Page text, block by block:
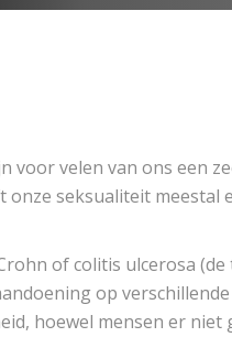
voor velen van ons een
seksualiteit meestal
of colitis ulcerosa
op
hoewel mensen er